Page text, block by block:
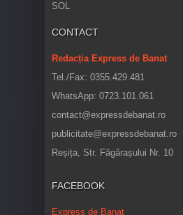
SOL
CONTACT
Redacția Express de Banat
Tel./Fax: 0355.429.481
WhatsApp: 0723.101.061
contact@expressdebanat.ro
publicitate@expressdebanat.ro
Reșița, Str. Făgărașului Nr. 10
FACEBOOK
Express de Banat